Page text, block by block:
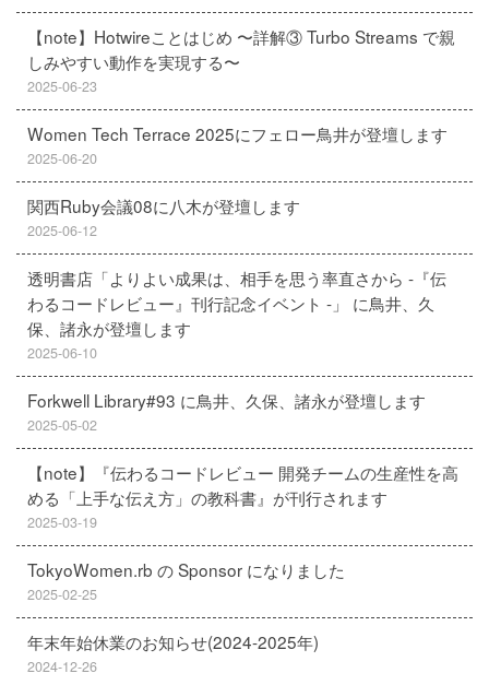
【note】Hotwireことはじめ 〜詳解③ Turbo Streams で親
しみやすい動作を実現する〜
2025-06-23
Women Tech Terrace 2025にフェロー鳥井が登壇します
2025-06-20
関西Ruby会議08に八木が登壇します
2025-06-12
透明書店「よりよい成果は、相手を思う率直さから -『伝
わるコードレビュー』刊行記念イベント -」 に鳥井、久
保、諸永が登壇します
2025-06-10
Forkwell Library#93 に鳥井、久保、諸永が登壇します
2025-05-02
【note】『伝わるコードレビュー 開発チームの生産性を高
める「上手な伝え方」の教科書』が刊行されます
2025-03-19
TokyoWomen.rb の Sponsor になりました
2025-02-25
年末年始休業のお知らせ(2024-2025年)
2024-12-26